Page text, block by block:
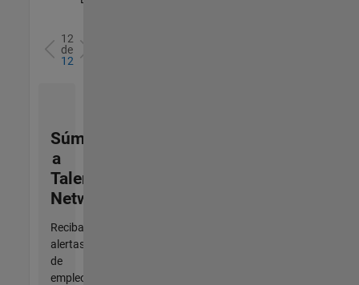
12
de
12
Súmese
a
Talent
Network
Reciba
alertas
de
empleo